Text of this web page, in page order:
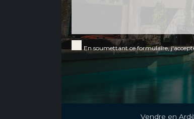
En soumettant ce formulaire,
Vendre en